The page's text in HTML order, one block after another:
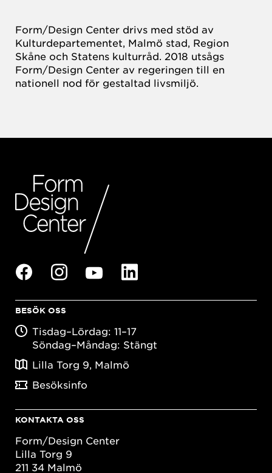
Form/Design Center drivs med stöd av
Kulturdepartementet, Malmö stad, Region
Skåne och Statens kulturråd. 2018 utsågs
Form/Design Center av regeringen till en
nationell nod för gestaltad livsmiljö.
BESÖK OSS
Tisdag–Lördag: 11–17
Söndag–Måndag: Stängt
Lilla Torg 9, Malmö
Besöksinfo
KONTAKTA OSS
Form/Design Center
Lilla Torg 9
211 34 Malmö